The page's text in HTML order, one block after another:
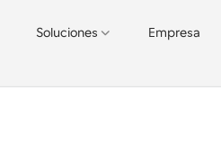
Soluciones Empresa